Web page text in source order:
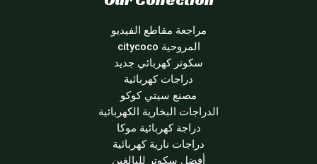
مراجعة مقاطع الفيديو
المروحية citycoco
سكوتر كهربائي جديد
دراجات كهربائية
مصنع سيتي كوكو
الدراجات البخارية الكهربائية
دراجة كهربائية موكا
دراجات نارية كهربائية
أفضل سكوتر للبالغين